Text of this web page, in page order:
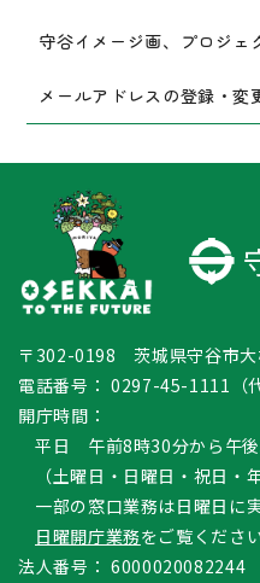
守谷イメージ画、プロジェ
メールアドレスの登録・変
〒302-0198 茨城県守谷市大
電話番号： 0297-45-1111（代
開庁時間：
平日 午前8時30分から午
（土曜日・日曜日・祝日・
一部の窓口業務は日曜日に
日曜開庁業務をご覧ください
法人番号： 6000020082244